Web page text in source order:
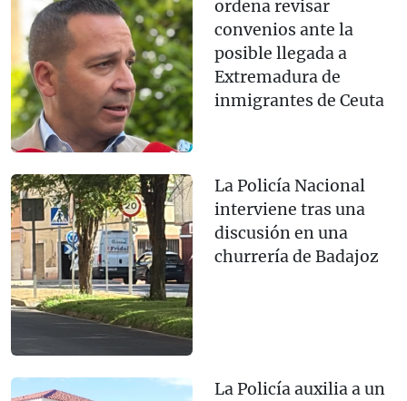
ordena revisar
convenios ante la
posible llegada a
Extremadura de
inmigrantes de Ceuta
La Policía Nacional
interviene tras una
discusión en una
churrería de Badajoz
La Policía auxilia a un